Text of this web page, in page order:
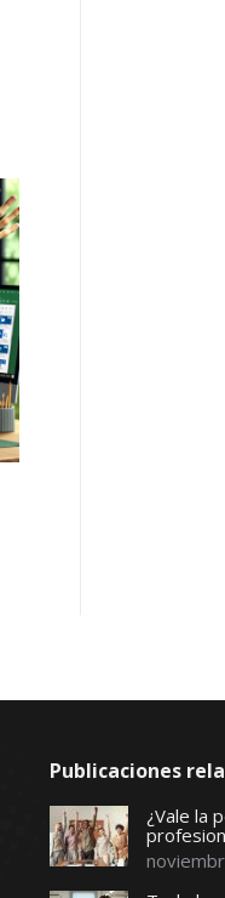
Publicaciones
¿Vale la